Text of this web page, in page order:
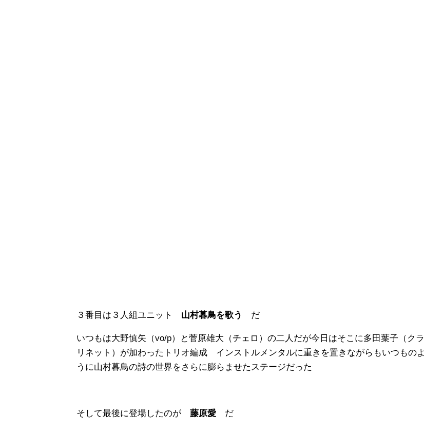
３番目は３人組ユニット 山村暮鳥を歌う だ
いつもは大野慎矢（vo/p）と菅原雄大（チェロ）の二人だが今日はそこに多田葉子（クラ
リネット）が加わったトリオ編成 インストルメンタルに重きを置きながらもいつものよ
うに山村暮鳥の詩の世界をさらに膨らませたステージだった
そして最後に登場したのが 藤原愛 だ